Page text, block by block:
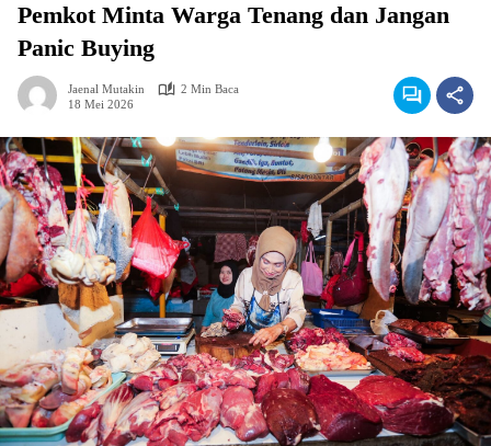
Pemkot Minta Warga Tenang dan Jangan
Panic Buying
Jaenal Mutakin
2 Min Baca
18 Mei 2026